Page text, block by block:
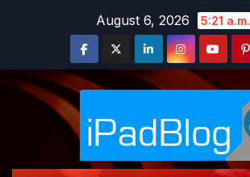
August 6, 2026 5:21 a.m.